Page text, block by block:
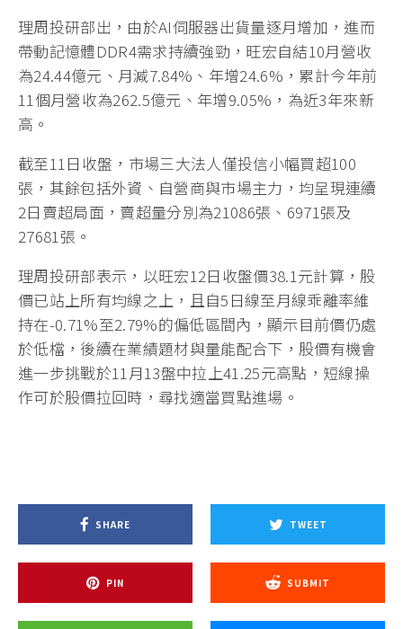
理周投研部出，由於AI伺服器出貨量逐月增加，進而
帶動記憶體DDR4需求持續強勁，旺宏自結10月營收
為24.44億元、月減7.84%、年增24.6%，累計今年前
11個月營收為262.5億元、年增9.05%，為近3年來新
高。
截至11日收盤，市場三大法人僅投信小幅買超100
張，其餘包括外資、自營商與市場主力，均呈現連續
2日賣超局面，賣超量分別為21086張、6971張及
27681張。
理周投研部表示，以旺宏12日收盤價38.1元計算，股
價已站上所有均線之上，且自5日線至月線乖離率維
持在-0.71%至2.79%的偏低區間內，顯示目前價仍處
於低檔，後續在業績題材與量能配合下，股價有機會
進一步挑戰於11月13盤中拉上41.25元高點，短線操
作可於股價拉回時，尋找適當買點進場。
SHARE TWEET
PIN SUBMIT